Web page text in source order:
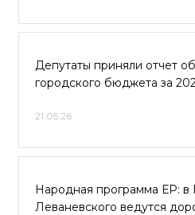
Депутаты приняли отчет
городского бюджета за
21.05.26
Народная программа ЕР:
Леваневского ведутся